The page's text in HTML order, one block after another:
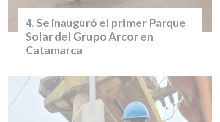
Se inauguró el primer Parque
Solar del Grupo Arcor en
Catamarca